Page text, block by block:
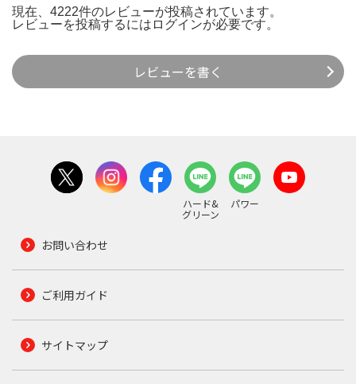
現在、4222件のレビューが投稿されています。
レビューを投稿するには ログインが必要です。
レビューを書く
ハード&
グリーン
パワー
お問い合わせ
ご利用ガイド
サイトマップ